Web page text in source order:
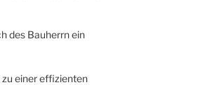
des Bauherrn ein
einer effizienten